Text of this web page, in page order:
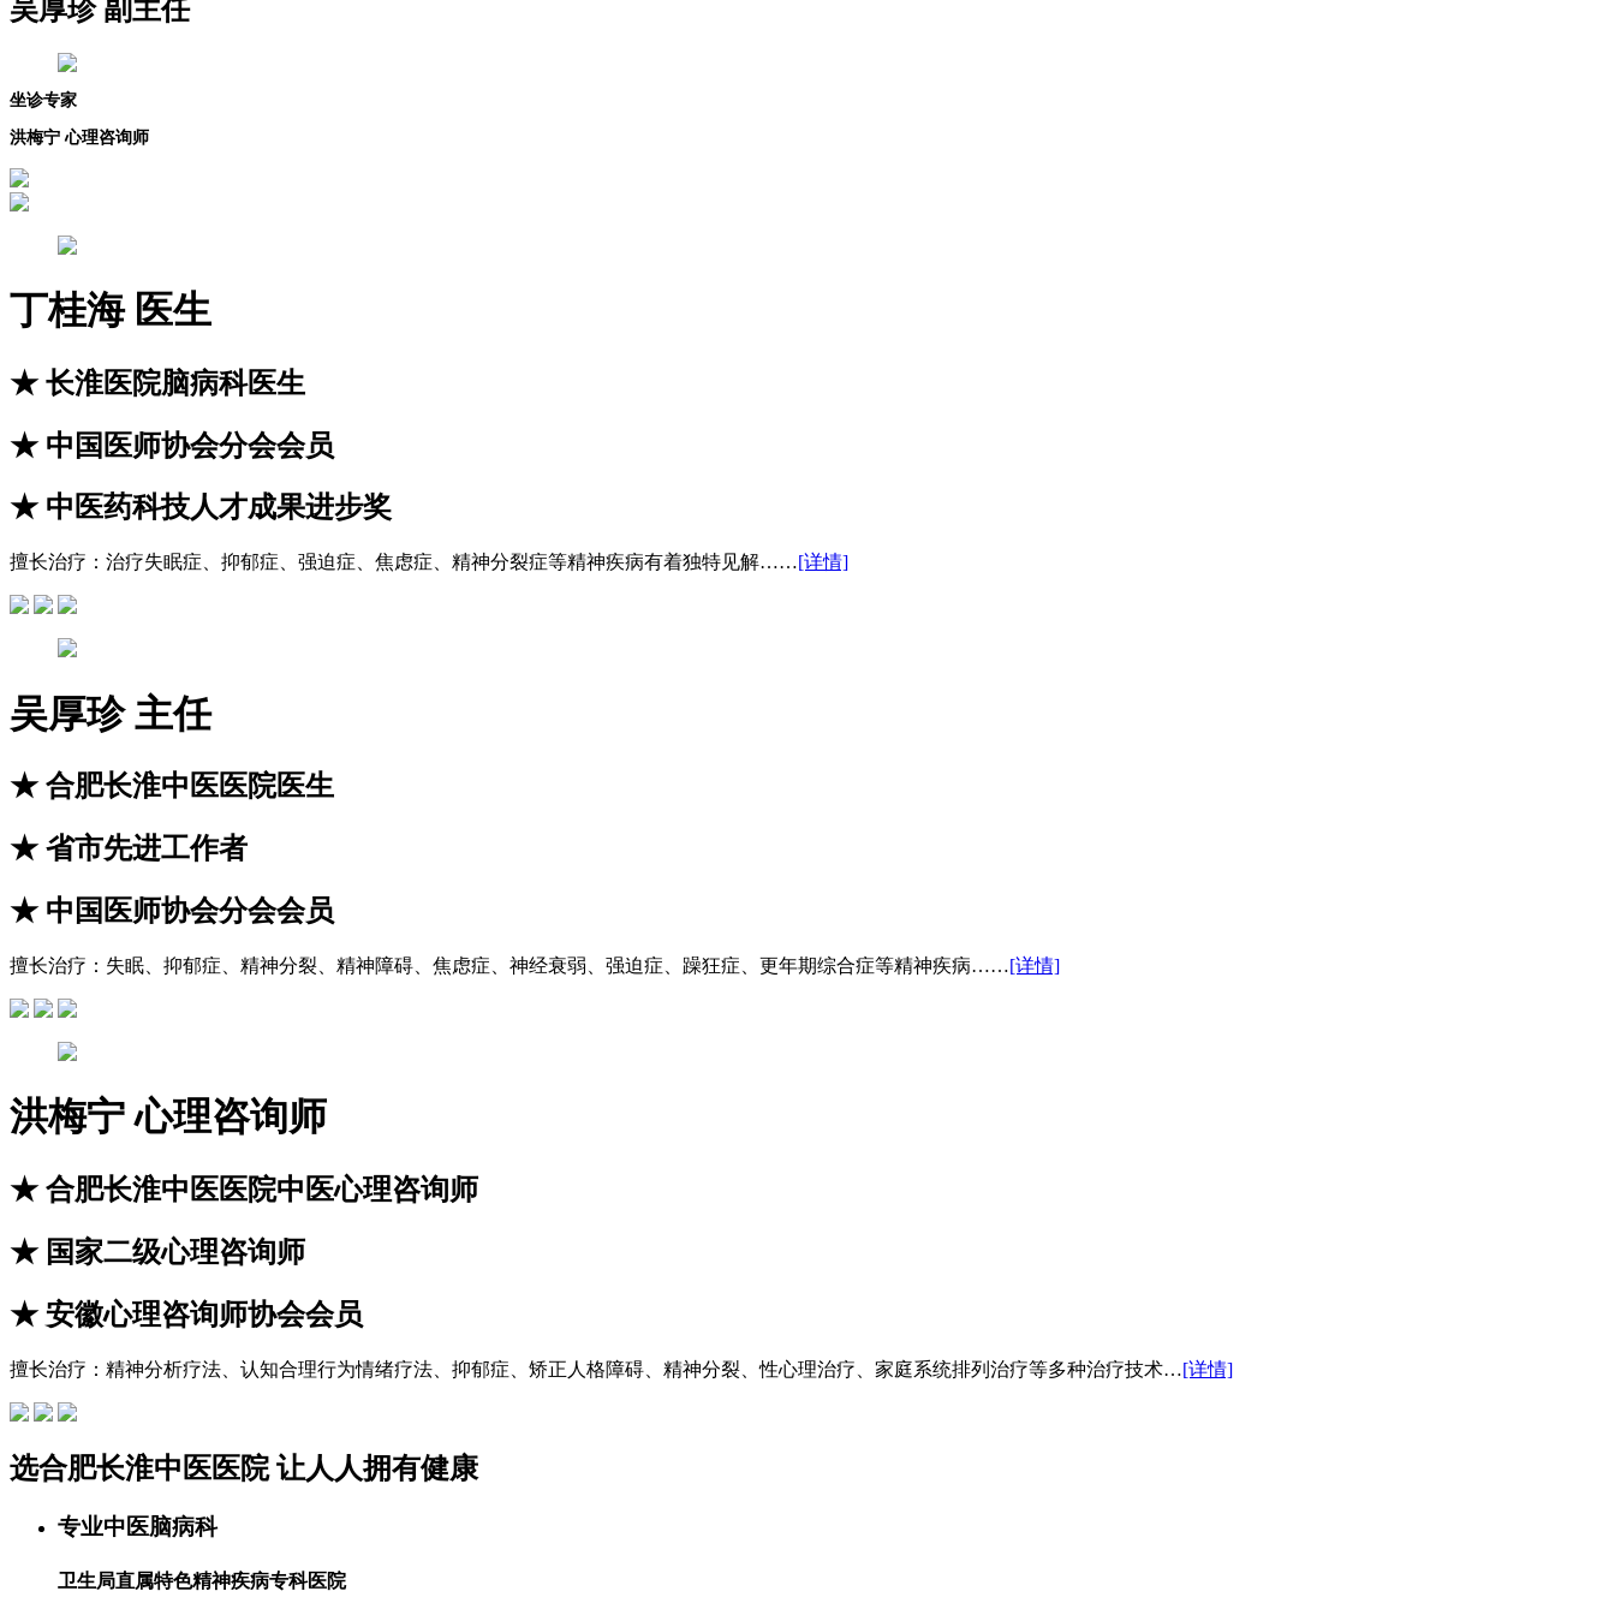
吴厚珍 副主任
坐诊专家
洪梅宁 心理咨询师
丁桂海医生
★长淮医院脑病科医生
★中国医师协会分会会员
★中医药科技人才成果进步奖
擅长治疗： 治疗失眠症、抑郁症、强迫症、焦虑症、精神分裂症等精神疾病有着独特见解……[详情]
吴厚珍主任
★合肥长淮中医医院医生
★省市先进工作者
★中国医师协会分会会员
擅长治疗： 失眠、抑郁症、精神分裂、精神障碍、焦虑症、神经衰弱、强迫症、躁狂症、更年期综合症等精神疾病……[详情]
洪梅宁心理咨询师
★合肥长淮中医医院中医心理咨询师
★国家二级心理咨询师
★安徽心理咨询师协会会员
擅长治疗： 精神分析疗法、认知合理行为情绪疗法、抑郁症、矫正人格障碍、精神分裂、性心理治疗、家庭系统排列治疗等多种治疗技术…[详情]
选合肥长淮中医医院让人人拥有健康
专业中医脑病科
卫生局直属特色精神疾病专科医院